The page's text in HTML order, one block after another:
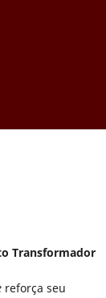
Transformador
reforça seu